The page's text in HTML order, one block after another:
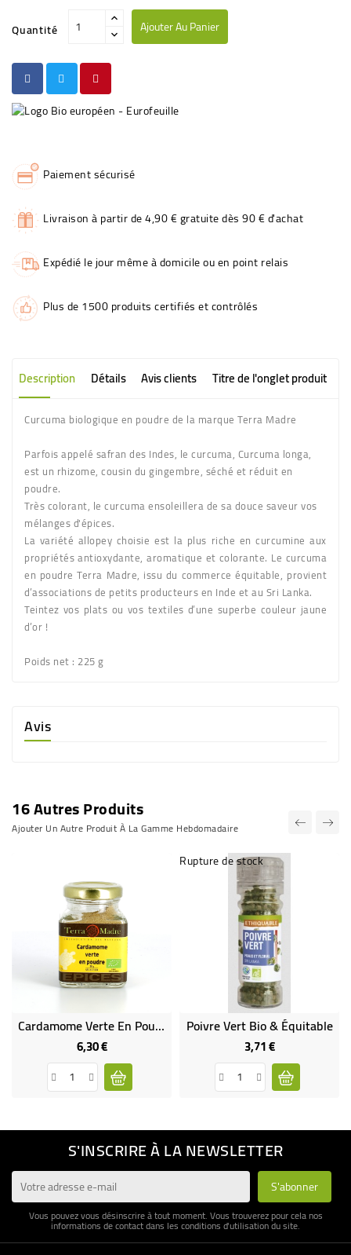
Quantité Ajouter Au Panier
Paiement sécurisé
Livraison à partir de 4,90 € gratuite dès 90 € d'achat
Expédié le jour même à domicile ou en point relais
Plus de 1500 produits certifiés et contrôlés
Description Détails Avis clients Titre de l'onglet produit
Curcuma biologique en poudre de la marque Terra Madre
Parfois appelé safran des Indes, le curcuma, Curcuma longa,
est un rhizome, cousin du gingembre, séché et réduit en
poudre.
Très colorant, le curcuma ensoleillera de sa douce saveur vos
mélanges d'épices.
La variété allopey choisie est la plus riche en curcumine aux
propriétés antioxydante, aromatique et colorante. Le curcuma
en poudre Terra Madre, issu du commerce équitable, provient
d’associations de petits producteurs en Inde et au Sri Lanka.
Teintez vos plats ou vos textiles d’une superbe couleur jaune
d’or !
Poids net : 225 g
Avis
16 Autres Produits
Ajouter Un Autre Produit À La Gamme Hebdomadaire
Cardamome Verte En Poudre Bio
6,30 €Prix
Rupture de stock
Poivre Vert Bio & Équitable
3,71 €Prix
S'INSCRIRE À LA NEWSLETTER
Vous pouvez vous désinscrire à tout moment. Vous trouverez pour cela nos
informations de contact dans les conditions d'utilisation du site.